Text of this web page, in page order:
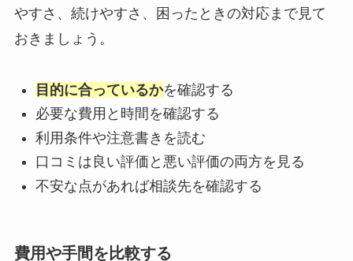
やすさ、続けやすさ、困ったときの対応まで見て
おきましょう。
目的に合っているかを確認する
必要な費用と時間を確認する
利用条件や注意書きを読む
口コミは良い評価と悪い評価の両方を見る
不安な点があれば相談先を確認する
費用や手間を比較する